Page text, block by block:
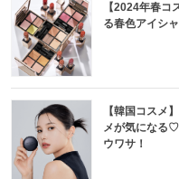
【2024年春
る春色アイシ
【韓国コスメ
メが気になる
ウワサ！